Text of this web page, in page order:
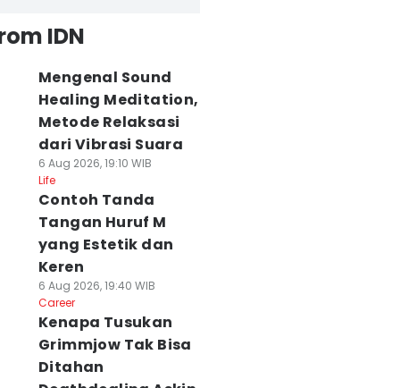
IDN
Mengenal Sound
Healing Meditation,
Metode Relaksasi
dari Vibrasi Suara
6 Aug 2026, 19:10 WIB
Life
Contoh Tanda
Tangan Huruf M
yang Estetik dan
Keren
6 Aug 2026, 19:40 WIB
Career
Kenapa Tusukan
Grimmjow Tak Bisa
Ditahan